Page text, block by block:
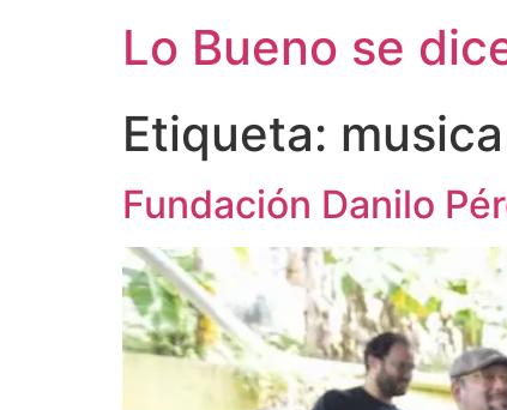
Lo Bueno se
Etiqueta: musica
Fundación Danilo